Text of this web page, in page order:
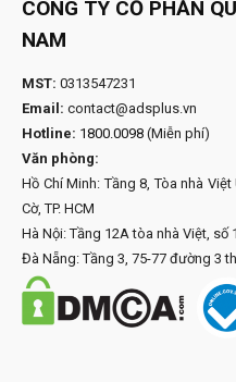
CÔNG TY CỔ PHẦN
NAM
MST: 0313547231
Email: contact@adsplus.vn
Hotline: 1800.0098 (Miễn phí)
Văn phòng:
Hồ Chí Minh: Tầng 8, Tòa nhà
Cờ, TP. HCM
Hà Nội: Tầng 12A tòa nhà Việt, số
Đà Nẵng: Tầng 3, 75-77 đường 3